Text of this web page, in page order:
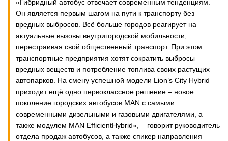
«Гибридный автобус отвечает современным тенденциям.
Он является первым шагом на пути к транспорту без
вредных выбросов. Всё больше городов реагирует на
актуальные вызовы внутригородской мобильности,
перестраивая свой общественный транспорт. При этом
транспортные предприятия хотят сократить выбросы
вредных веществ и потребление топлива своих растущих
автопарков. На смену успешной модели Lion’s City Hybrid
приходит ещё одно первоклассное решение – новое
поколение городских автобусов MAN с самыми
современными дизельными и газовыми двигателями, а
также модулем MAN EfficientHybrid», – говорит руководитель
отдела продаж автобусов, а также спикер направления